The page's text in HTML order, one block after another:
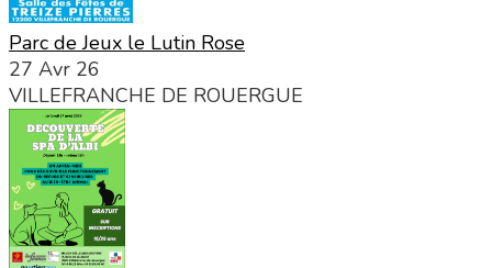
Parc de Jeux le Lutin Rose
27 Avr 26
VILLEFRANCHE DE ROUERGUE